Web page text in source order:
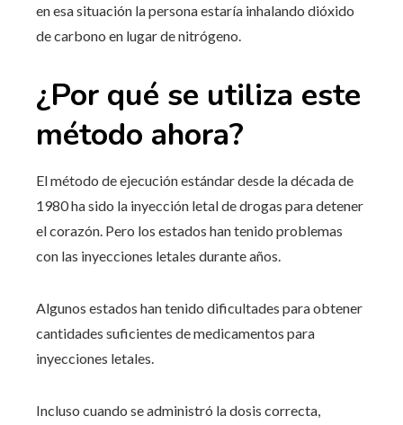
en esa situación la persona estaría inhalando dióxido
de carbono en lugar de nitrógeno.
¿Por qué se utiliza este
método ahora?
El método de ejecución estándar desde la década de
1980 ha sido la inyección letal de drogas para detener
el corazón. Pero los estados han tenido problemas
con las inyecciones letales durante años.
Algunos estados han tenido dificultades para obtener
cantidades suficientes de medicamentos para
inyecciones letales.
Incluso cuando se administró la dosis correcta,